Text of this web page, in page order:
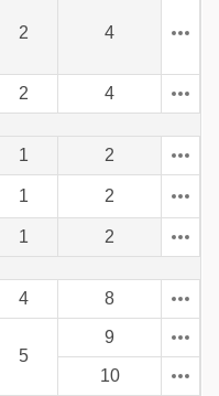
2 4
2
4
1
2
1 2
1
2
4 8
5
9
10